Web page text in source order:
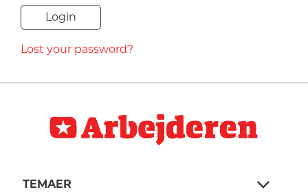
NAVNE
HISTORIE
TEORI
Lost your password?
TEMAER